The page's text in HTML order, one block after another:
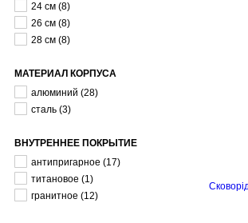
24 см (8)
26 см (8)
28 см (8)
МАТЕРИАЛ КОРПУСА
алюминий (28)
сталь (3)
ВНУТРЕННЕЕ ПОКРЫТИЕ
антипригарное (17)
титановое (1)
гранитное (12)